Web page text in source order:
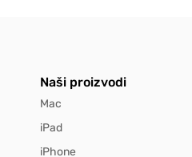
Naši proizvodi
Mac
iPad
iPhone